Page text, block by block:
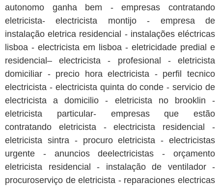
autonomo ganha bem - empresas contratando
eletricista- electricista montijo - empresa de
instalação eletrica residencial - instalações eléctricas
lisboa - electricista em lisboa - eletricidade predial e
residencial– electricista - profesional - eletricista
domiciliar - precio hora electricista - perfil tecnico
electricista - electricista quinta do conde - servicio de
electricista a domicilio - eletricista no brooklin -
eletricista particular- empresas que estão
contratando eletricista - electricista residencial -
eletricista sintra - procuro eletricista - electricistas
urgente - anuncios deelectricistas - orçamento
eletricista residencial - instalação de ventilador -
procuroserviço de eletricista - reparaciones electricas